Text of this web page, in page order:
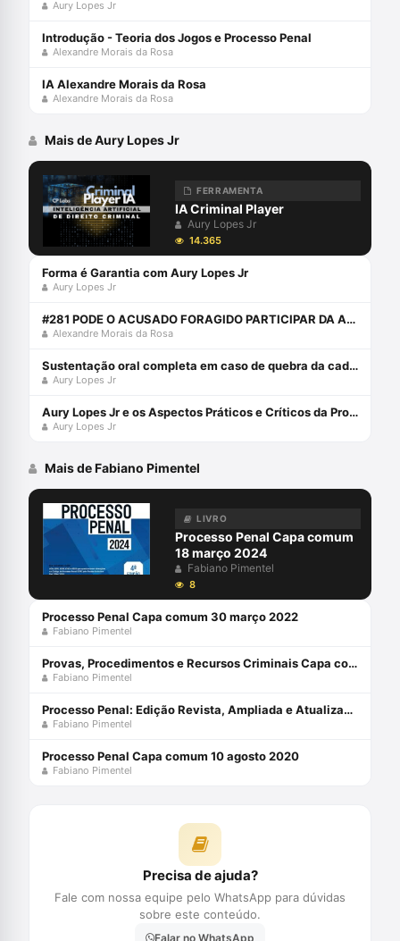
Aury Lopes Jr
Introdução - Teoria dos Jogos e Processo Penal
Alexandre Morais da Rosa
IA Alexandre Morais da Rosa
Alexandre Morais da Rosa
Mais de Aury Lopes Jr
FERRAMENTA
IA Criminal Player
Aury Lopes Jr
14.365
Forma é Garantia com Aury Lopes Jr
Aury Lopes Jr
#281 PODE O ACUSADO FORAGIDO PARTICIPAR DA AUDIÊNCIA ONLINE?
Alexandre Morais da Rosa
Sustentação oral completa em caso de quebra da cadeia de custódia da prova digital com Aury Lopes Jr
Aury Lopes Jr
Aury Lopes Jr e os Aspectos Práticos e Críticos da Prova Penal
Aury Lopes Jr
Mais de Fabiano Pimentel
LIVRO
Processo Penal Capa comum
18 março 2024
Fabiano Pimentel
8
Processo Penal Capa comum 30 março 2022
Fabiano Pimentel
Provas, Procedimentos e Recursos Criminais Capa comum 20 abril 2020
Fabiano Pimentel
Processo Penal: Edição Revista, Ampliada e Atualizada com o Pacote Anticrime Capa comum 2 janeiro 2021
Fabiano Pimentel
Processo Penal Capa comum 10 agosto 2020
Fabiano Pimentel
Precisa de ajuda?
Fale com nossa equipe pelo WhatsApp para dúvidas
sobre este conteúdo.
Falar no WhatsApp